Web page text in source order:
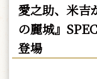
愛之助、米吉
の麗城』
登場